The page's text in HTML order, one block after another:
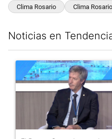
Clima Rosario Clima
Noticias en
Un artículo de tendencia